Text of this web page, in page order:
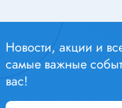
Новости, акции и
самые важные
вас!